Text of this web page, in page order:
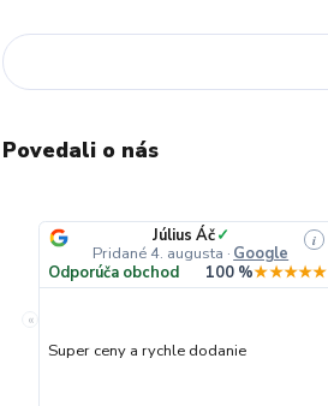
Povedali o nás
«
Július Áč✓
Pridané 4. augusta · Google
i
Odporúča obchod 100 %★★★★★
Super ceny a rychle dodanie